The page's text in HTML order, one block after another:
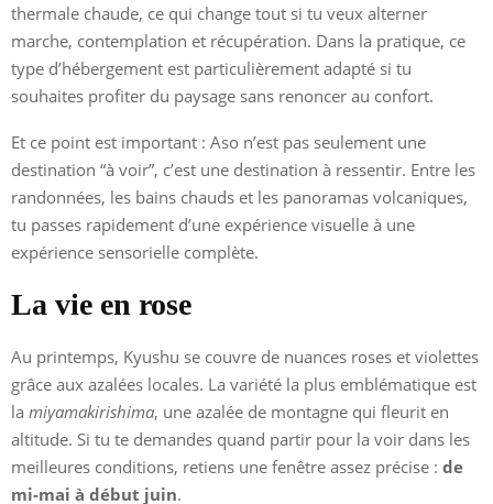
thermale chaude, ce qui change tout si tu veux alterner
marche, contemplation et récupération. Dans la pratique, ce
type d’hébergement est particulièrement adapté si tu
souhaites profiter du paysage sans renoncer au confort.
Et ce point est important : Aso n’est pas seulement une
destination “à voir”, c’est une destination à ressentir. Entre les
randonnées, les bains chauds et les panoramas volcaniques,
tu passes rapidement d’une expérience visuelle à une
expérience sensorielle complète.
La vie en rose
Au printemps, Kyushu se couvre de nuances roses et violettes
grâce aux azalées locales. La variété la plus emblématique est
la miyamakirishima, une azalée de montagne qui fleurit en
altitude. Si tu te demandes quand partir pour la voir dans les
meilleures conditions, retiens une fenêtre assez précise : de
mi-mai à début juin.